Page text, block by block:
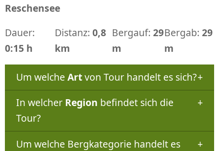
Reschensee
Dauer:
0:15 h
Distanz: 0,8
km
Bergauf: 29
m
Bergab:29
m
Um welche Artvon Tour handelt es sich?
In welcher Region befindet sich die
Tour?
Um welche Bergkategorie handelt es